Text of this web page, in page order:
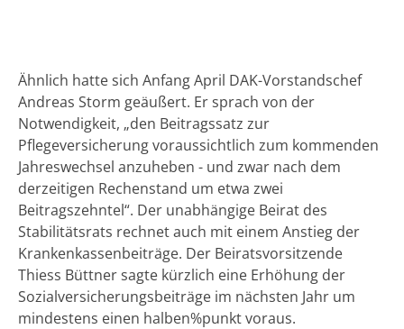
Ähnlich hatte sich Anfang April DAK-Vorstandschef
Andreas Storm geäußert. Er sprach von der
Notwendigkeit, „den Beitragssatz zur
Pflegeversicherung voraussichtlich zum kommenden
Jahreswechsel anzuheben - und zwar nach dem
derzeitigen Rechenstand um etwa zwei
Beitragszehntel“. Der unabhängige Beirat des
Stabilitätsrats rechnet auch mit einem Anstieg der
Krankenkassenbeiträge. Der Beiratsvorsitzende
Thiess Büttner sagte kürzlich eine Erhöhung der
Sozialversicherungsbeiträge im nächsten Jahr um
mindestens einen halben%punkt voraus.